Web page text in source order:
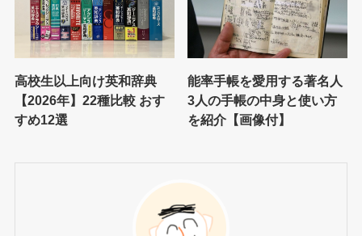
高校生以上向け英和辞典
【2026年】22種比較 おす
すめ12選
能率手帳を愛用する著名人
3人の手帳の中身と使い方
を紹介【画像付】